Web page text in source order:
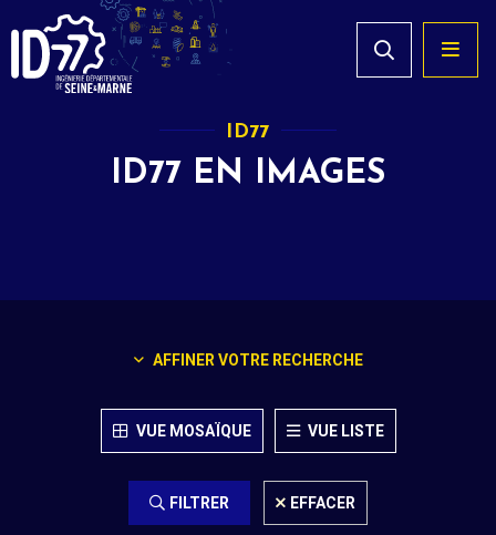
ID77
ID77 EN IMAGES
AFFINER VOTRE RECHERCHE
VUE MOSAÏQUE VUE LISTE
FILTRER EFFACER